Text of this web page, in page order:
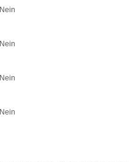
Nein
Nein
Nein
Nein